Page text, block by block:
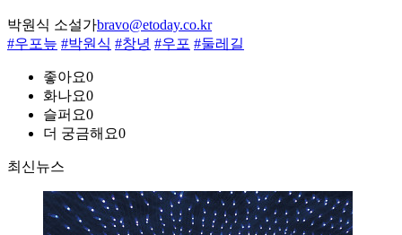
박원식 소설가bravo@etoday.co.kr
#우포늪 #박원식 #창녕 #우포 #둘레길
좋아요0
화나요0
슬퍼요0
더 궁금해요0
최신뉴스